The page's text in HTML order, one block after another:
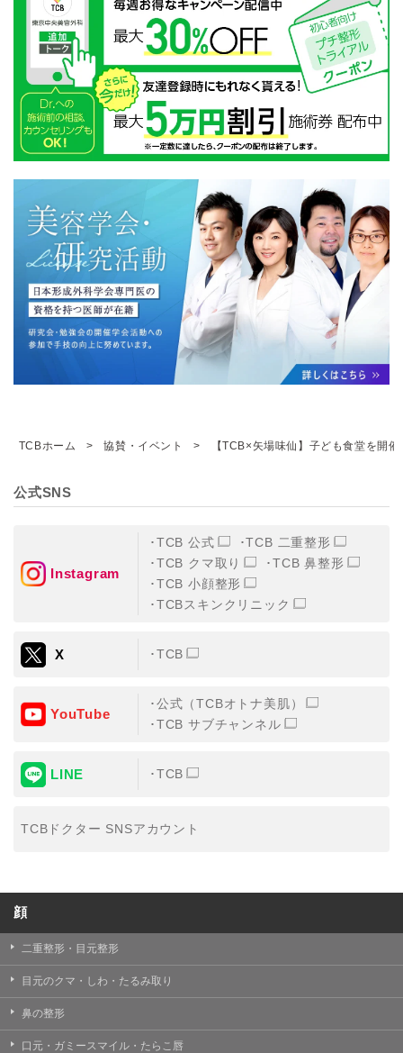
TCBホーム 協賛・イベント 【TCB×矢場味仙】子ども食堂を開
公式SNS
Instagram
TCB 公式
TCB 二重整形
TCB クマ取り
TCB 鼻整形
TCB 小顔整形
TCBスキンクリニック
X TCB
YouTube
公式（TCBオトナ美肌）
TCB サブチャンネル
LINE TCB
TCBドクター SNSアカウント
顔
二重整形・目元整形
目元のクマ・しわ・たるみ取り
鼻の整形
口元・ガミースマイル・たらこ唇